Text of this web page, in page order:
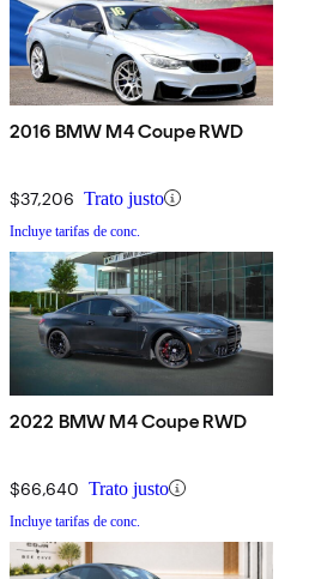
2016 BMW M4 Coupe RWD
$37,206 Trato justo
Incluye tarifas de conc.
2022 BMW M4 Coupe RWD
$66,640 Trato justo
Incluye tarifas de conc.